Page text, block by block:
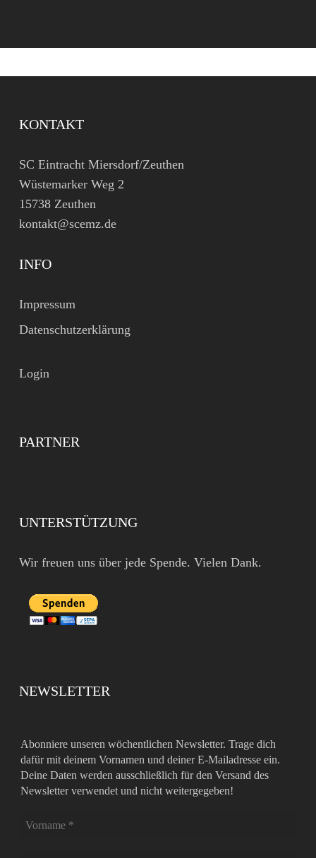
KONTAKT
SC Eintracht Miersdorf/Zeuthen
Wüstemarker Weg 2
15738 Zeuthen
kontakt@scemz.de
INFO
Impressum
Datenschutzerklärung
Login
PARTNER
UNTERSTÜTZUNG
Wir freuen uns über jede Spende. Vielen Dank.
NEWSLETTER
Abonniere unseren wöchentlichen Newsletter. Trage dich
dafür mit deinem Vornamen und deiner E-Mailadresse ein.
Deine Daten werden ausschließlich für den Versand des
Newsletter verwendet und nicht weitergegeben!